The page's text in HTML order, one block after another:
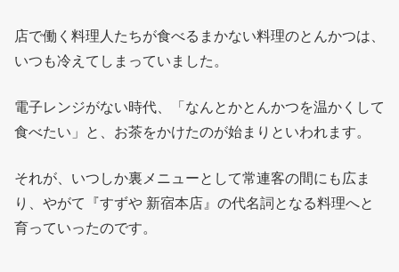
店で働く料理人たちが食べるまかない料理のとんかつは、
いつも冷えてしまっていました。
電子レンジがない時代、「なんとかとんかつを温かくして
食べたい」と、お茶をかけたのが始まりといわれます。
それが、いつしか裏メニューとして常連客の間にも広ま
り、やがて『すずや 新宿本店』の代名詞となる料理へと
育っていったのです。